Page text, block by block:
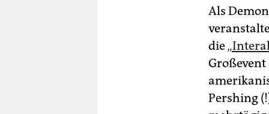
Als
die
Groß­event
Pershing